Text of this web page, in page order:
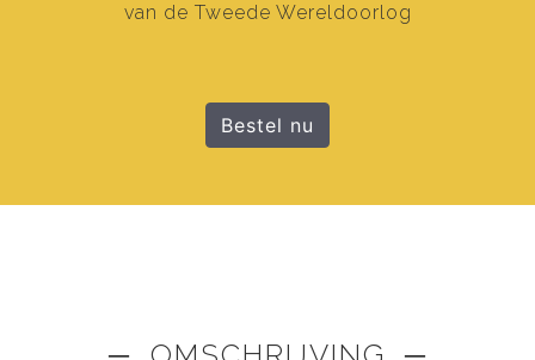
van de Tweede Wereldoorlog
Bestel nu